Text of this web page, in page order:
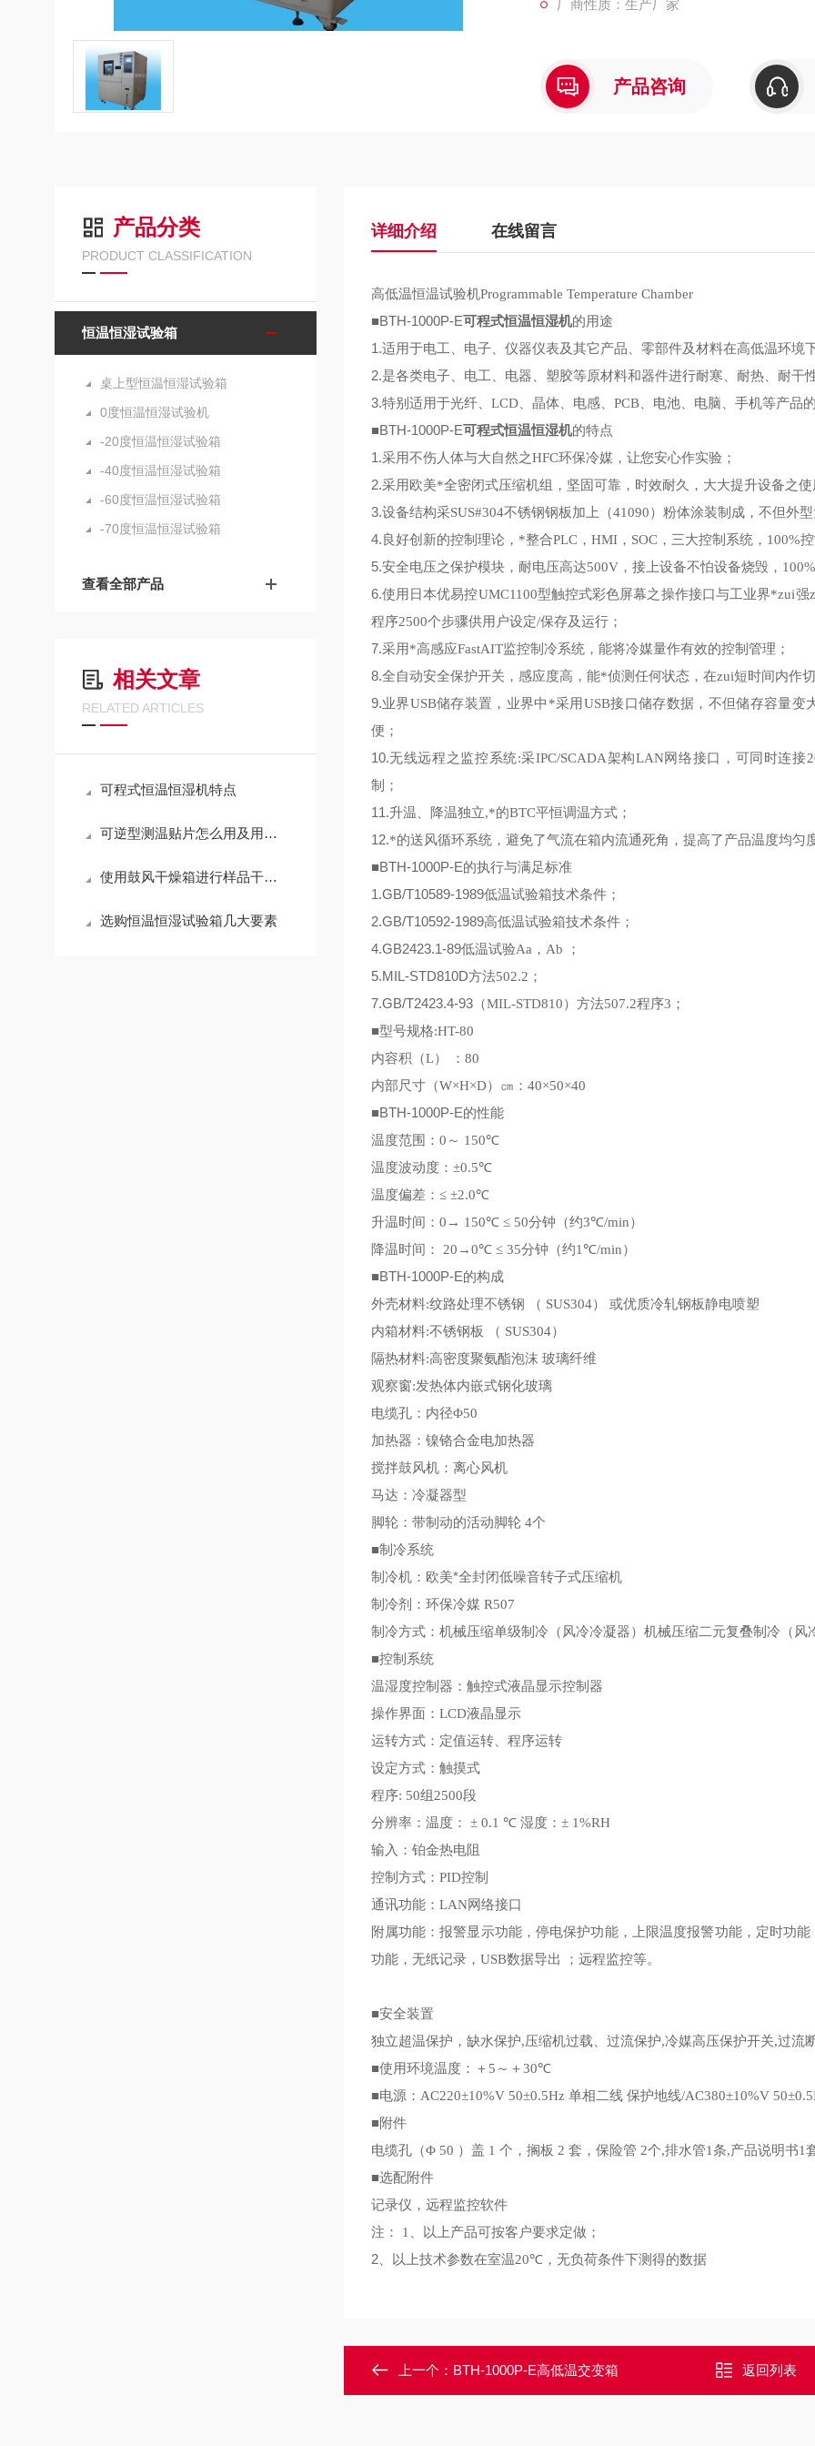
厂商性质：生产厂家
产品咨询
产品分类
PRODUCT CLASSIFICATION
恒温恒湿试验箱
桌上型恒温恒湿试验箱
0度恒温恒湿试验机
-20度恒温恒湿试验箱
-40度恒温恒湿试验箱
-60度恒温恒湿试验箱
-70度恒温恒湿试验箱
查看全部产品
相关文章
RELATED ARTICLES
可程式恒温恒湿机特点
可逆型测温贴片怎么用及用途，赶紧收藏吧
使用鼓风干燥箱进行样品干燥的标准操作流程
选购恒温恒湿试验箱几大要素
详细介绍 在线留言
高低温恒温试验机Programmable Temperature Chamber
■BTH-1000P-E可程式恒温恒湿机的用途
1.适用于电工、电子、仪器仪表及其它产品、零部件及材料在高低温环境
2.是各类电子、电工、电器、塑胶等原材料和器件进行耐寒、耐热、耐
3.特别适用于光纤、 LCD、晶体、电感、 PCB、电池、电脑、手机等产品
■BTH-1000P-E可程式恒温恒湿机的特点
1.采用不伤人体与大自然之HFC环保冷媒，让您安心作实验；
2.采用欧美*全密闭式压缩机组，坚固可靠，时效耐久，大大提升设备之
3.设备结构采SUS#304不锈钢钢板加上（41090）粉体涂装制成，不但外
4.良好创新的控制理论，*整合PLC， HMI， SOC，三大控制系统， 100%
5.安全电压之保护模块，耐电压高达500V，接上设备不怕设备烧毁， 100%
6.使用日本优易控UMC1100型触控式彩色屏幕之操作接口与工业界*zui
程序2500个步骤供用户设定/保存及运行；
7.采用*高感应FastAIT监控制冷系统，能将冷媒量作有效的控制管理；
8.全自动安全保护开关，感应度高，能*侦测任何状态，在zui短时间内作
9.业界USB储存装置，业界中*采用USB接口储存数据，不但储存容量变
便；
10.无线远程之监控系统:采IPC/SCADA架构LAN网络接口，可同时连接
制；
11.升温、降温独立,*的BTC平恒调温方式；
12.*的送风循环系统，避免了气流在箱内流通死角，提高了产品温度均匀
■BTH-1000P-E的执行与满足标准
1.GB/T10589-1989低温试验箱技术条件；
2.GB/T10592-1989高低温试验箱技术条件；
4.GB2423.1-89低温试验Aa ， Ab ；
5.MIL-STD810D方法502.2 ；
7.GB/T2423.4-93（MIL-STD810）方法507.2程序3 ；
■型号规格:HT-80
内容积（L） ： 80
内部尺寸（W×H×D）㎝： 40×50×40
■BTH-1000P-E的性能
温度范围： 0 ～ 150℃
温度波动度： ±0.5℃
温度偏差： ≤ ±2.0℃
升温时间： 0→ 150℃ ≤ 50分钟（约3℃/min）
降温时间： 20→0℃ ≤ 35分钟（约1℃/min）
■BTH-1000P-E的构成
外壳材料:纹路处理不锈钢 （ SUS304） 或优质冷轧钢板静电喷塑
内箱材料:不锈钢板 （ SUS304）
隔热材料:高密度聚氨酯泡沫 玻璃纤维
观察窗:发热体内嵌式钢化玻璃
电缆孔：内径Φ50
加热器：镍铬合金电加热器
搅拌鼓风机：离心风机
马达：冷凝器型
脚轮：带制动的活动脚轮 4个
■制冷系统
制冷机：欧美*全封闭低噪音转子式压缩机
制冷剂：环保冷媒 R507
制冷方式：机械压缩单级制冷（风冷冷凝器）机械压缩二元复叠制冷（风
■控制系统
温湿度控制器：触控式液晶显示控制器
操作界面： LCD液晶显示
运转方式：定值运转、程序运转
设定方式：触摸式
程序: 50组 2500段
分辨率：温度： ± 0.1 ℃ 湿度： ± 1%RH
输入：铂金热电阻
控制方式： PID控制
通讯功能： LAN网络接口
附属功能：报警显示功能，停电保护功能，上限温度报警功能，定时功
功能，无纸记录， USB数据导出 ；远程监控等。
■安全装置
独立超温保护，缺水保护,压缩机过载、过流保护,冷媒高压保护开关,过流
■使用环境温度：＋ 5 ～＋30℃
■电源： AC220±10%V 50±0.5Hz 单相二线 保护地线/AC380±10%V
■附件
电缆孔（Φ 50 ）盖 1 个，搁板 2 套，保险管 2个,排水管1条,产品说明书1
■选配附件
记录仪，远程监控软件
注：
1 、以上产品可按客户要求定做；
2、以上技术参数在室温20℃，无负荷条件下测得的数据
上一个： BTH-1000P-E高低温交变箱 返回列表